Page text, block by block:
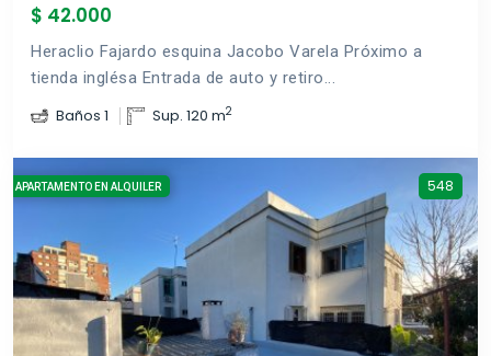
$ 42.000
Heraclio Fajardo esquina Jacobo Varela Próximo a
tienda inglésa Entrada de auto y retiro...
Baños 1 Sup. 120 m2
APARTAMENTO EN ALQUILER 548